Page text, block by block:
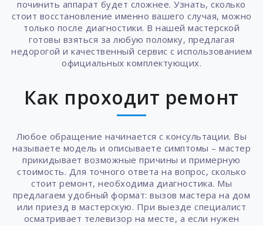
починить аппарат будет сложнее. Узнать, сколько
стоит восстановление именно вашего случая, можно
только после диагностики. В нашей мастерской
готовы взяться за любую поломку, предлагая
недорогой и качественный сервис с использованием
официальных комплектующих.
Как проходит ремонт
Любое обращение начинается с консультации. Вы
называете модель и описываете симптомы – мастер
прикидывает возможные причины и примерную
стоимость. Для точного ответа на вопрос, сколько
стоит ремонт, необходима диагностика. Мы
предлагаем удобный формат: вызов мастера на дом
или приезд в мастерскую. При выезде специалист
осматривает телевизор на месте, а если нужен